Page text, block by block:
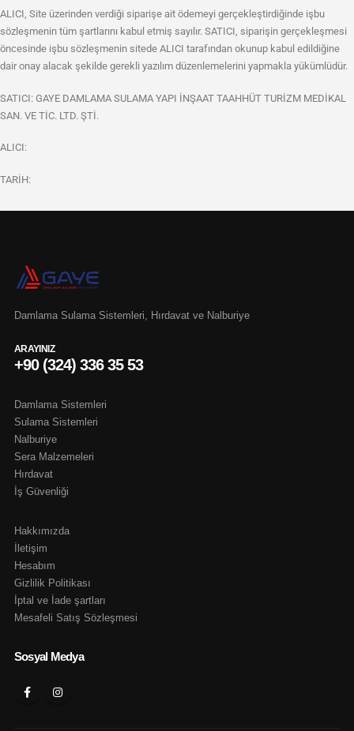
ALICI, Site üzerinden verdiği siparişe ait ödemeyi gerçekleştirdiğinde işbu
sözleşmenin tüm şartlarını kabul etmiş sayılır. SATICI, siparişin gerçekleşmesi
öncesinde işbu sözleşmenin sitede ALICI tarafından okunup kabul edildiğine
dair onay alacak şekilde gerekli yazılım düzenlemelerini yapmakla yükümlüdür.
SATICI: GAYE DAMLAMA SULAMA YAPI İNŞAAT TAAHHÜT TURİZM MEDİKAL
SAN. VE TİC. LTD. ŞTİ.
ALICI:
TARİH:
Damlama Sulama Sistemleri, Hırdavat ve Nalburiye
ARAYINIZ
+90 (324) 336 35 53
Damlama Sistemleri
Sulama Sistemleri
Nalburiye
Sera Malzemeleri
Hırdavat
İş Güvenliği
Hakkımızda
İletişim
Hesabım
Gizlilik Politikası
İptal ve İade şartları
Mesafeli Satış Sözleşmesi
Sosyal Medya